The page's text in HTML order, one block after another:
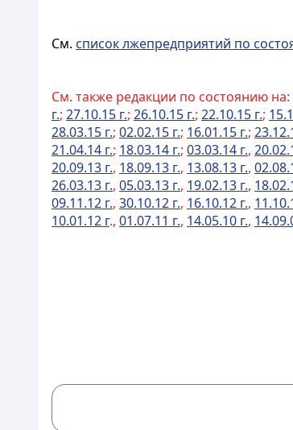
См. список лжепредприятий по
См. также редакции по состоянию на:
г.; 27.10.15 г.; 26.10.15 г.; 22.10.15 г.;
28.03.15 г.; 02.02.15 г.; 16.01.15 г.;
21.04.14 г.; 18.03.14 г.; 03.03.14 г.,
20.09.13 г., 18.09.13 г., 13.08.13 г.,
26.03.13 г., 05.03.13 г., 19.02.13 г.,
09.11.12 г., 30.10.12 г., 16.10.12 г.,
10.01.12 г., 01.07.11 г., 14.05.10 г.,